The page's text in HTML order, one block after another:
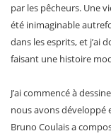
par les pêcheurs. Une
été inimaginable
dans les esprits, et j’ai
faisant une histoire
J’ai commencé à
nous avons développé
Bruno Coulais a